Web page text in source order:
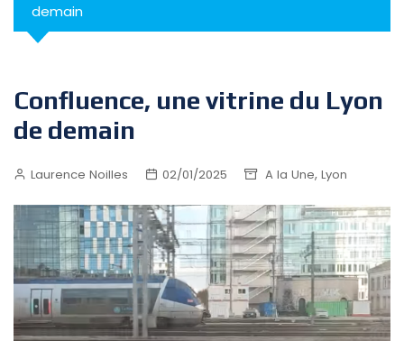
demain
Confluence, une vitrine du Lyon
de demain
Laurence Noilles 02/01/2025 A la Une, Lyon